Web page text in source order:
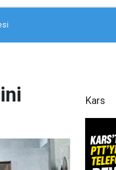
toplantısı düzenlendi
Kars